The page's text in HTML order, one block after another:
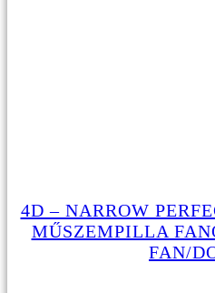
4D – NARROW
MŰSZEMPILLA
FAN/